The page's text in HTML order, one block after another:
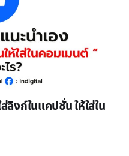
ลิงก์ในแคปชั่น ให้ใส่ใน